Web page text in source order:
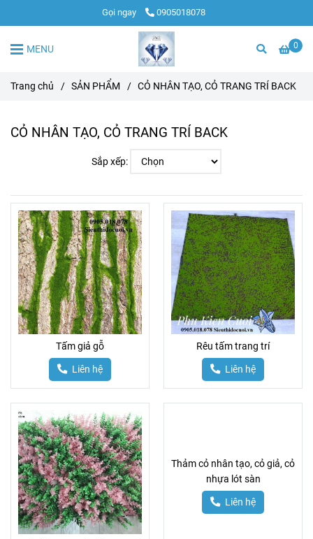
Gọi ngay 0905018078
0
MENU
Trang chủ / SẢN PHẨM / CỎ NHÂN TẠO, CỎ TRANG TRÍ BACK
CỎ NHÂN TẠO, CỎ TRANG TRÍ BACK
Sắp xếp:
Tấm giả gỗ
Liên hệ
Rêu tấm trang trí
Liên hệ
Thảm cỏ nhân tạo, cỏ giả, cỏ
nhựa lót sàn
Liên hệ